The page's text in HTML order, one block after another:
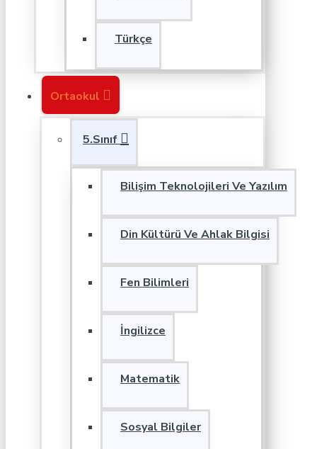
Türkçe
Ortaokul
5.Sınıf
Bilişim Teknolojileri Ve Yazılım
Din Kültürü Ve Ahlak Bilgisi
Fen Bilimleri
İngilizce
Matematik
Sosyal Bilgiler